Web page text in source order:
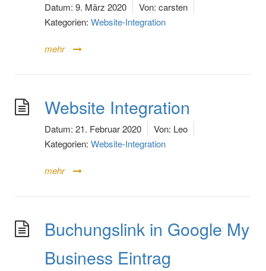
Datum: 9. März 2020 Von: carsten
Kategorien: Website-Integration
mehr
Website Integration
Datum: 21. Februar 2020 Von: Leo
Kategorien: Website-Integration
mehr
Buchungslink in Google My
Business Eintrag